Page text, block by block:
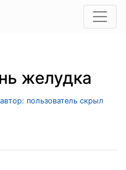
желудка
пользователь скрыл